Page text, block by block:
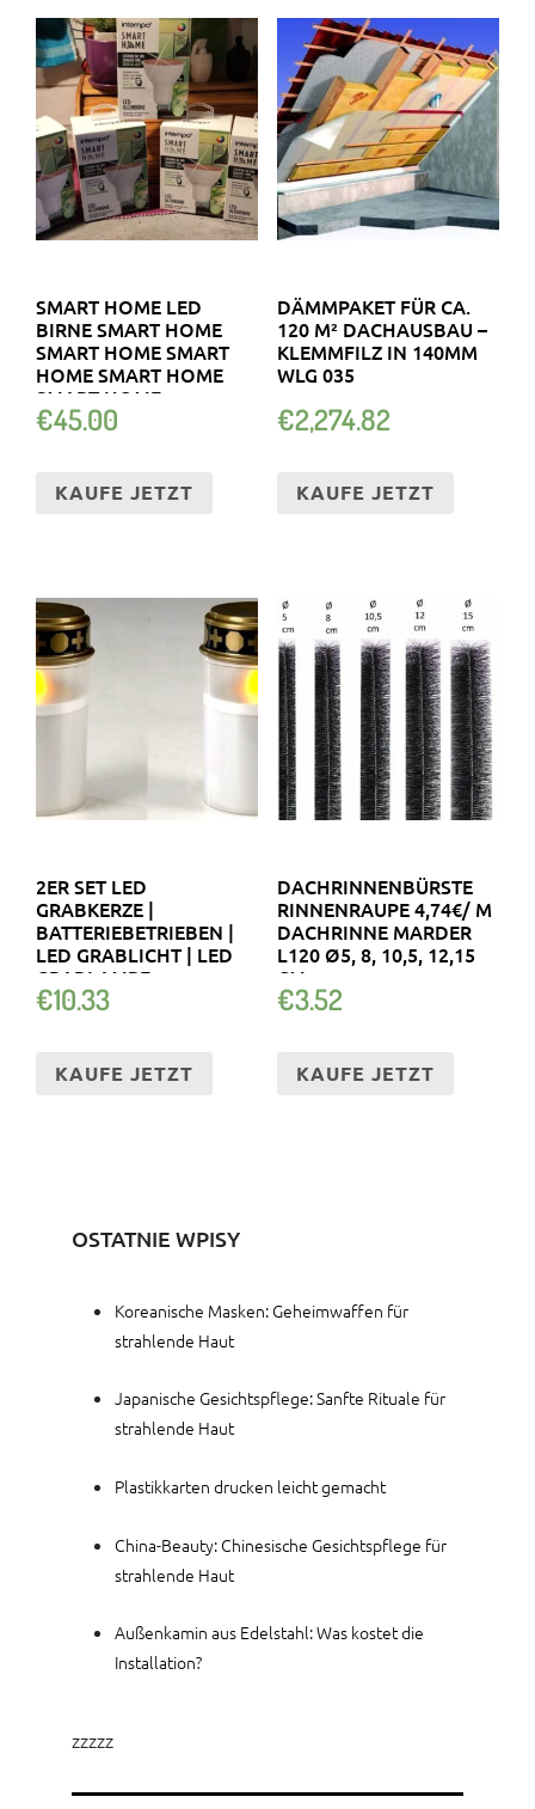
SMART HOME LED
BIRNE SMART HOME
SMART HOME SMART
HOME SMART HOME
SMART HOME
€45.00
KAUFE JETZT
DÄMMPAKET FÜR CA.
120 M² DACHAUSBAU –
KLEMMFILZ IN 140MM
WLG 035
€2,274.82
KAUFE JETZT
2ER SET LED
GRABKERZE |
BATTERIEBETRIEBEN |
LED GRABLICHT | LED
GRABLAMPE
€10.33
KAUFE JETZT
DACHRINNENBÜRSTE
RINNENRAUPE 4,74€/ M
DACHRINNE MARDER
L120 Ø5, 8, 10,5, 12,15
CM
€3.52
KAUFE JETZT
OSTATNIE WPISY
Koreanische Masken: Geheimwaffen für
strahlende Haut
Japanische Gesichtspflege: Sanfte Rituale für
strahlende Haut
Plastikkarten drucken leicht gemacht
China-Beauty: Chinesische Gesichtspflege für
strahlende Haut
Außenkamin aus Edelstahl: Was kostet die
Installation?
zzzzz